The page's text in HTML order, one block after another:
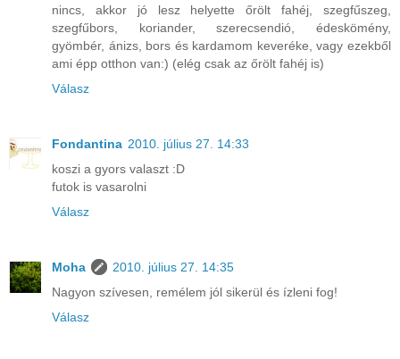
nincs, akkor jó lesz helyette őrölt fahéj, szegfűszeg,
szegfűbors, koriander, szerecsendió, édeskömény,
gyömbér, ánizs, bors és kardamom keveréke, vagy ezekből
ami épp otthon van:) (elég csak az őrölt fahéj is)
Válasz
Fondantina 2010. július 27. 14:33
koszi a gyors valaszt :D
futok is vasarolni
Válasz
Moha
2010. július 27. 14:35
Nagyon szívesen, remélem jól sikerül és ízleni fog!
Válasz